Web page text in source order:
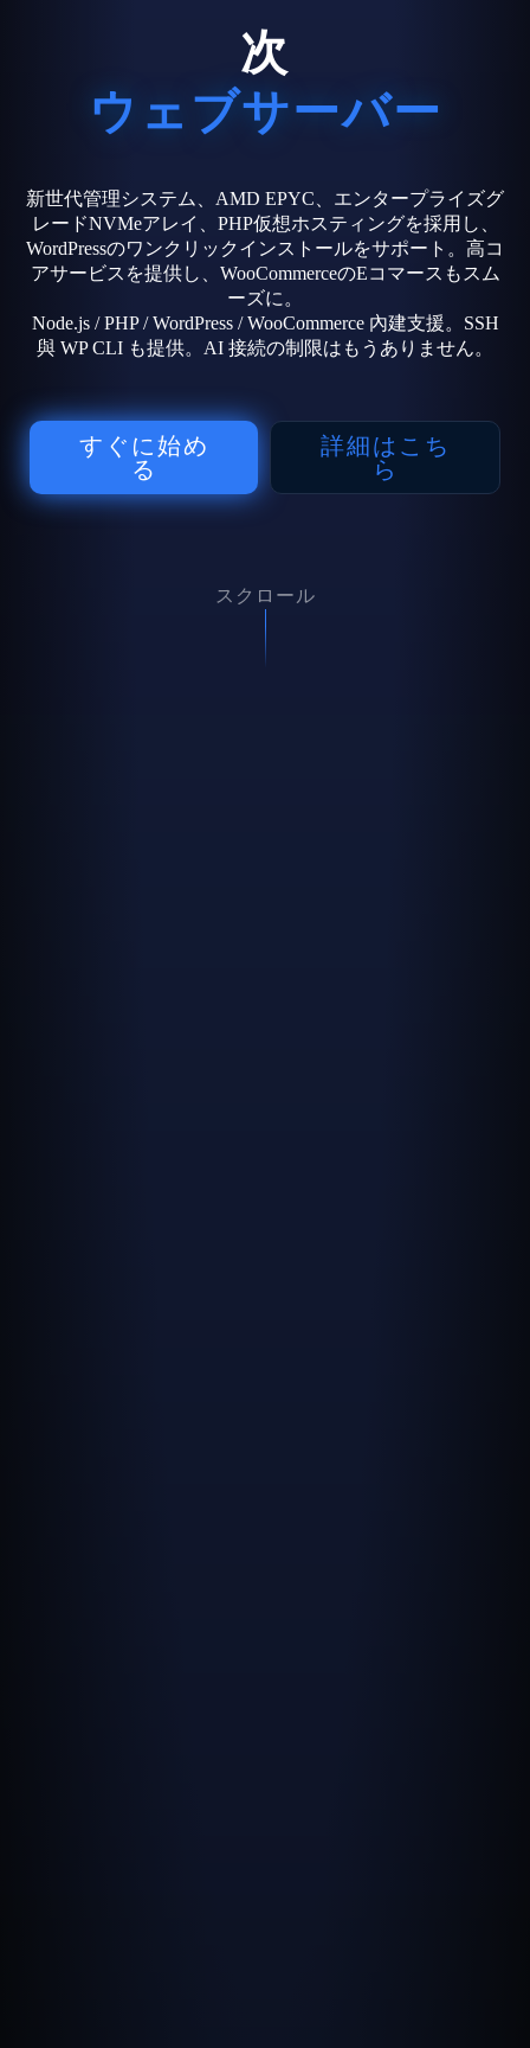
次
ウェブサーバー
新世代管理システム、AMD EPYC、エンタープライズグ
レードNVMeアレイ、PHP仮想ホスティングを採用し、
WordPressのワンクリックインストールをサポート。高コ
アサービスを提供し、WooCommerceのEコマースもスム
ーズに。
Node.js / PHP / WordPress / WooCommerce 內建支援。SSH
與 WP CLI も提供。AI 接続の制限はもうありません。
すぐに始め
る
詳細はこち
ら
スクロール